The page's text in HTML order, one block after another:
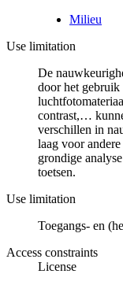
Milieu
Use limitation
De
door het
contrast,…
verschillen in
laag voor
grondige
toetsen.
Use limitation
Toegangs- en
Access constraints
License